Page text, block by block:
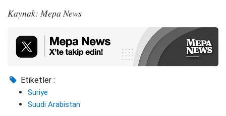
Kaynak: Mepa News
Etiketler :
Suriye
Suudi Arabistan